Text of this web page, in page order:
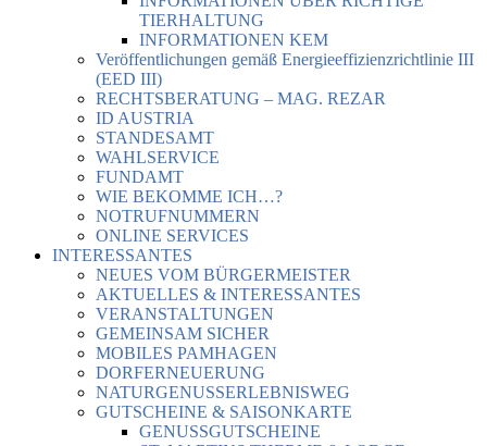
TIERHALTUNG
INFORMATIONEN KEM
Veröffentlichungen gemäß Energieeffizienzrichtlinie III
(EED III)
RECHTSBERATUNG – MAG. REZAR
ID AUSTRIA
STANDESAMT
WAHLSERVICE
FUNDAMT
WIE BEKOMME ICH…?
NOTRUFNUMMERN
ONLINE SERVICES
INTERESSANTES
NEUES VOM BÜRGERMEISTER
AKTUELLES & INTERESSANTES
VERANSTALTUNGEN
GEMEINSAM SICHER
MOBILES PAMHAGEN
DORFERNEUERUNG
NATURGENUSSERLEBNISWEG
GUTSCHEINE & SAISONKARTE
GENUSSGUTSCHEINE